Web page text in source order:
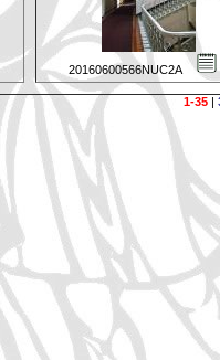
20160600566NUC2A
1-35|